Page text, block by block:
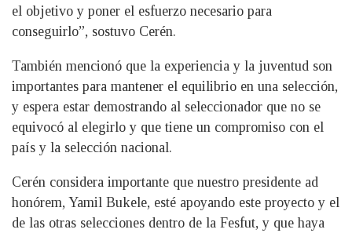
el objetivo y poner el esfuerzo necesario para
conseguirlo”, sostuvo Cerén.
También mencionó que la experiencia y la juventud son
importantes para mantener el equilibrio en una selección,
y espera estar demostrando al seleccionador que no se
equivocó al elegirlo y que tiene un compromiso con el
país y la selección nacional.
Cerén considera importante que nuestro presidente ad
honórem, Yamil Bukele, esté apoyando este proyecto y el
de las otras selecciones dentro de la Fesfut, y que haya